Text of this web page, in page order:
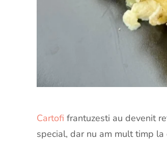
Cartofi frantuzesti au devenit
special, dar nu am mult timp